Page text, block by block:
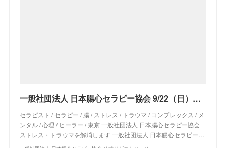
一般社団法人 日本腸心セラピー協会 9/22（日）＆9/29（日）【新大阪】腸心セラピスト養成コース《２日間コース》 - リザスト
セラピスト / セラピー / 腸 / ストレス / トラウマ / コンプレックス / メ
ンタル / 心理 / ヒーラー / 東京 一般社団法人 日本腸心セラピー協会
ストレス・トラウマを解消します 一般社団法人 日本腸心セラピー…